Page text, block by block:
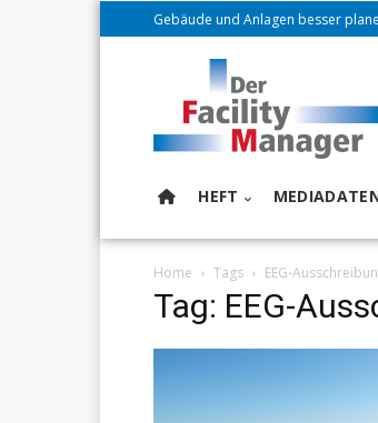
Gebäude und Anlagen besser
HEFT
Home Tags EEG-
Tag: EEG-